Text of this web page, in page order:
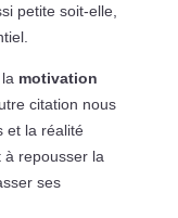
petite soit-elle,
motivation
citation nous
et la réalité
à repousser la
ses